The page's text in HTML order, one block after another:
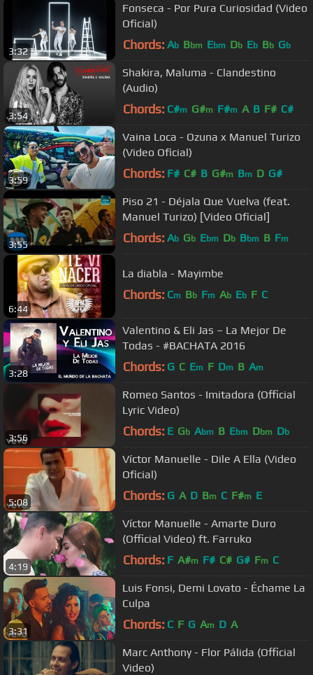
3:32
Fonseca - Por Pura Curiosidad (Video
Oficial)
Chords: Ab Bbm Ebm Db Eb Bb Gb
3:54
Shakira, Maluma - Clandestino
(Audio)
Chords: C#m G#m F#m A B F# C#
3:59
Vaina Loca - Ozuna x Manuel Turizo
(Video Oficial)
Chords: F# C# B G#m Bm D G#
3:55
Piso 21 - Déjala Que Vuelva (feat.
Manuel Turizo) [Video Oficial]
Chords: Ab Gb Ebm Db Bbm B Fm
6:44
La diabla - Mayimbe
Chords: Cm Bb Fm Ab Eb F C
3:28
Valentino & Eli Jas – La Mejor De
Todas - #BACHATA 2016
Chords: G C Em F Dm B Am
3:56
Romeo Santos - Imitadora (Official
Lyric Video)
Chords: E Gb Abm B Ebm Dbm Db
5:08
Víctor Manuelle - Dile A Ella (Video
Oficial)
Chords: G A D Bm C F#m E
4:19
Víctor Manuelle - Amarte Duro
(Official Video) ft. Farruko
Chords: F A#m F# C# G# Fm C
3:31
Luis Fonsi, Demi Lovato - Échame La
Culpa
Chords: C F G Am D A
Marc Anthony - Flor Pálida (Official
Video)